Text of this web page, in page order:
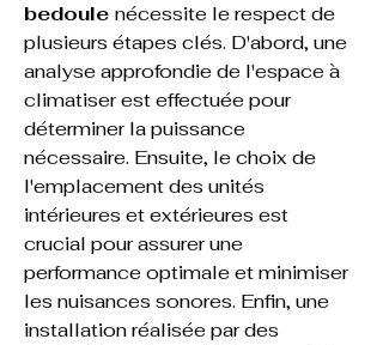
bedoule nécessite le respect de
plusieurs étapes clés. D'abord, une
analyse approfondie de l'espace à
climatiser est effectuée pour
déterminer la puissance
nécessaire. Ensuite, le choix de
l'emplacement des unités
intérieures et extérieures est
crucial pour assurer une
performance optimale et minimiser
les nuisances sonores. Enfin, une
installation réalisée par des